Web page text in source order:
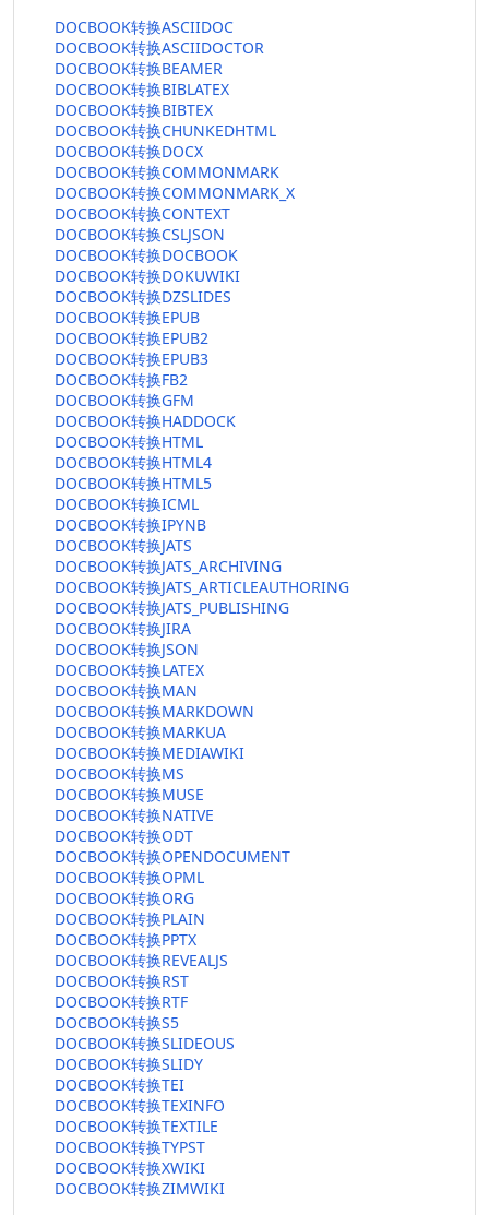
DOCBOOK转换ASCIIDOC
DOCBOOK转换ASCIIDOCTOR
DOCBOOK转换BEAMER
DOCBOOK转换BIBLATEX
DOCBOOK转换BIBTEX
DOCBOOK转换CHUNKEDHTML
DOCBOOK转换DOCX
DOCBOOK转换COMMONMARK
DOCBOOK转换COMMONMARK_X
DOCBOOK转换CONTEXT
DOCBOOK转换CSLJSON
DOCBOOK转换DOCBOOK
DOCBOOK转换DOKUWIKI
DOCBOOK转换DZSLIDES
DOCBOOK转换EPUB
DOCBOOK转换EPUB2
DOCBOOK转换EPUB3
DOCBOOK转换FB2
DOCBOOK转换GFM
DOCBOOK转换HADDOCK
DOCBOOK转换HTML
DOCBOOK转换HTML4
DOCBOOK转换HTML5
DOCBOOK转换ICML
DOCBOOK转换IPYNB
DOCBOOK转换JATS
DOCBOOK转换JATS_ARCHIVING
DOCBOOK转换JATS_ARTICLEAUTHORING
DOCBOOK转换JATS_PUBLISHING
DOCBOOK转换JIRA
DOCBOOK转换JSON
DOCBOOK转换LATEX
DOCBOOK转换MAN
DOCBOOK转换MARKDOWN
DOCBOOK转换MARKUA
DOCBOOK转换MEDIAWIKI
DOCBOOK转换MS
DOCBOOK转换MUSE
DOCBOOK转换NATIVE
DOCBOOK转换ODT
DOCBOOK转换OPENDOCUMENT
DOCBOOK转换OPML
DOCBOOK转换ORG
DOCBOOK转换PLAIN
DOCBOOK转换PPTX
DOCBOOK转换REVEALJS
DOCBOOK转换RST
DOCBOOK转换RTF
DOCBOOK转换S5
DOCBOOK转换SLIDEOUS
DOCBOOK转换SLIDY
DOCBOOK转换TEI
DOCBOOK转换TEXINFO
DOCBOOK转换TEXTILE
DOCBOOK转换TYPST
DOCBOOK转换XWIKI
DOCBOOK转换ZIMWIKI